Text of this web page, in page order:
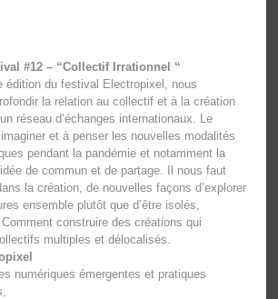
#12 – “Collectif Irrationnel “
édition du festival Electropixel, nous
la relation au collectif et à la création
réseau d’échanges internationaux. Le
et à penser les nouvelles modalités
pendant la pandémie et notamment la
de commun et de partage. Il nous faut
la création, de nouvelles façons d’explorer
ensemble plutôt que d’être isolés,
construire des créations qui
multiples et délocalisés.
numériques émergentes et pratiques